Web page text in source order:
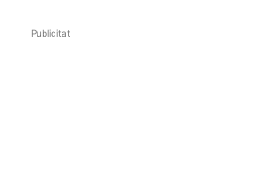
Publicitat